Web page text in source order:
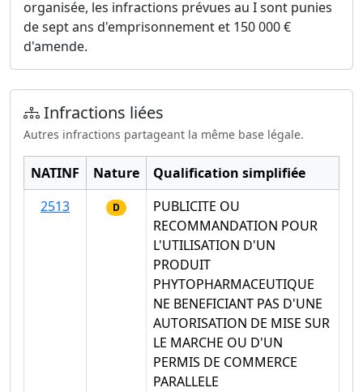
organisée, les infractions prévues au I sont punies
de sept ans d'emprisonnement et 150 000 €
d'amende.
Infractions liées
Autres infractions partageant la même base légale.
NATINF Nature
Qualification simplifiée
2513
D
PUBLICITE OU
RECOMMANDATION POUR
L'UTILISATION D'UN
PRODUIT
PHYTOPHARMACEUTIQUE
NE BENEFICIANT PAS D'UNE
AUTORISATION DE MISE SUR
LE MARCHE OU D'UN
PERMIS DE COMMERCE
PARALLELE